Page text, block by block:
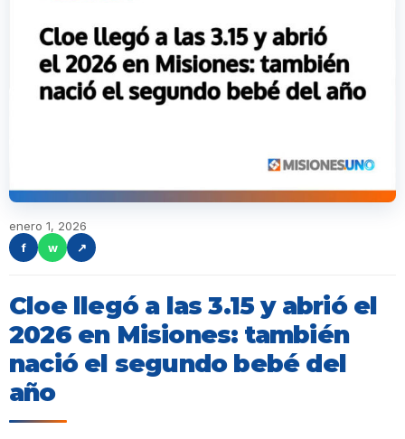
enero 1, 2026
f
w ↗
Cloe llegó a las 3.15 y abrió el
2026 en Misiones: también
nació el segundo bebé del
año